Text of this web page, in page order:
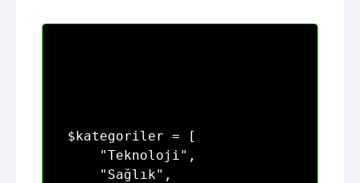
$kategoriler = [
    "Teknoloji",
    "Sağlık",